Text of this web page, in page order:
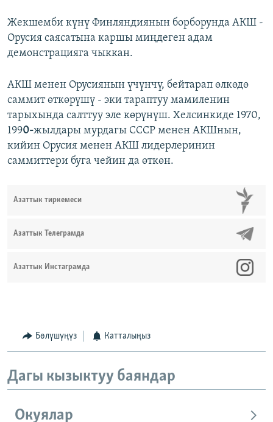
Жекшемби күнү Финляндиянын борборунда АКШ -
Орусия саясатына каршы миңдеген адам
демонстрацияга чыккан.
АКШ менен Орусиянын үчүнчү, бейтарап өлкөдө
саммит өткөрүшү - эки тараптуу мамиленин
тарыхында салттуу эле көрүнүш. Хелсинкиде 1970,
1990-жылдары мурдагы СССР менен АКШнын,
кийин Орусия менен АКШ лидерлеринин
саммиттери буга чейин да өткөн.
Азаттык тиркемеси
Азаттык Телеграмда
Азаттык Инстаграмда
Бөлүшүңүз Катталыңыз
Дагы кызыктуу баяндар
Окуялар